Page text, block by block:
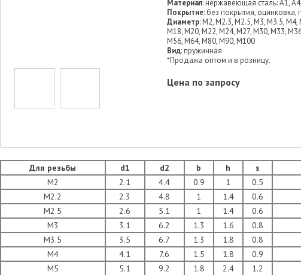
Материал: нержавеющая сталь: А1,
Покрытие: без покрытия, оцинковка,
Диаметр: М2, М2.3, М2.5, М3, М3.5,
М18, М20, М22, М24, М27, М30, М33,
М56, М64, М80, М90, М100
Вид: пружинная
*Продажа оптом и в розницу.
Цена по запросу
Для резьбы d1 d2 b h s
М2
2.1 4.4 0.9 1 0.5
М2.2
2.3 4.8 1 1.4 0.6
М2.5
2.6 5.1 1 1.4 0.6
М3
3.1 6.2 1.3 1.6 0.8
М3.5
3.5 6.7 1.3 1.8 0.8
М4
4.1 7.6 1.5 1.8 0.9
М5
5.1 9.2 1.8 2.4 1.2